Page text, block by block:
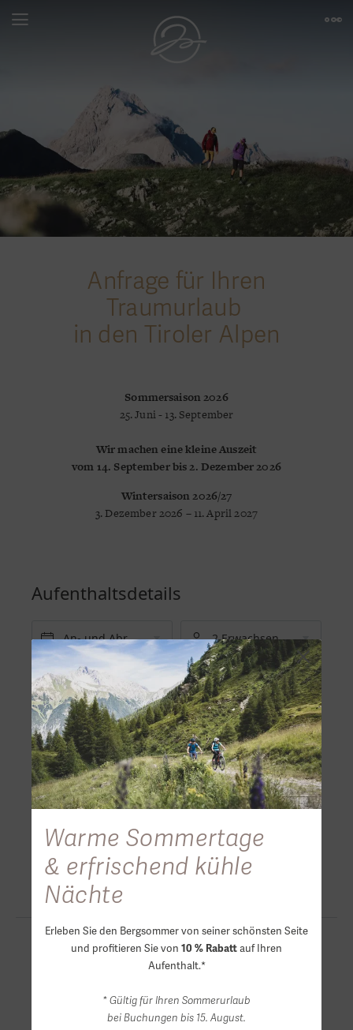
Warme Sommertage
& erfrischend kühle
Nächte
Erleben Sie den Bergsommer von seiner schönsten Seite
und profitieren Sie von 10 % Rabattauf Ihren
Aufenthalt.*
* Gültig für Ihren Sommerurlaub
bei Buchungen bis 15. August.
Anfrage für Ihren
Traumurlaub
in den Tiroler Alpen
Sommersaison 2026
25. Juni - 13. September
Wir machen eine kleine Auszeit
vom 14. September bis 2. Dezember 2026
Wintersaison 2026/27
3. Dezember 2026 – 11. April 2027